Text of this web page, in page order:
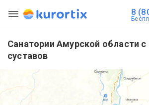
8
Санатории Амурской области
суставов